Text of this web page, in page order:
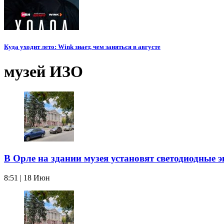
Куда уходит лето: Wink знает, чем заняться в августе
музей ИЗО
В Орле на здании музея установят светодиодные
8:51 | 18 Июн